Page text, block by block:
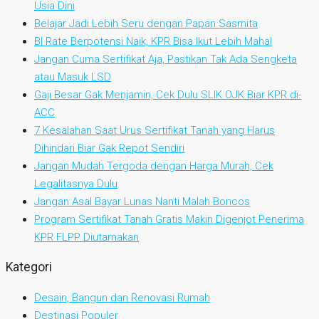
Usia Dini
Belajar Jadi Lebih Seru dengan Papan Sasmita
BI Rate Berpotensi Naik, KPR Bisa Ikut Lebih Mahal
Jangan Cuma Sertifikat Aja, Pastikan Tak Ada Sengketa
atau Masuk LSD
Gaji Besar Gak Menjamin, Cek Dulu SLIK OJK Biar KPR di-
ACC
7 Kesalahan Saat Urus Sertifikat Tanah yang Harus
Dihindari Biar Gak Repot Sendiri
Jangan Mudah Tergoda dengan Harga Murah, Cek
Legalitasnya Dulu
Jangan Asal Bayar Lunas Nanti Malah Boncos
Program Sertifikat Tanah Gratis Makin Digenjot Penerima
KPR FLPP Diutamakan
Kategori
Desain, Bangun dan Renovasi Rumah
Destinasi Populer